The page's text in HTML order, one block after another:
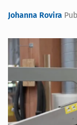
Johanna Rovira